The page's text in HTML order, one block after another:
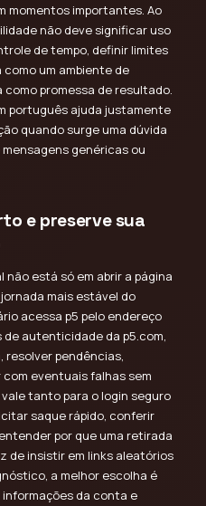
momentos importantes. Ao
não deve significar uso
de tempo, definir limites
um ambiente de
promessa de resultado.
português ajuda justamente
quando surge uma dúvida
genéricas ou
e preserve sua
não está só em abrir a página
mais estável do
acessa p5 pelo endereço
autenticidade da p5.com,
pendências,
eventuais falhas sem
tanto para o login seguro
saque rápido, conferir
por que uma retirada
de insistir em links aleatórios
a melhor escolha é
da conta e